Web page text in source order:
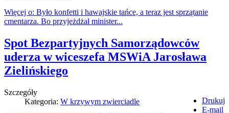
Więcej o: Było konfetti i hawajskie tańce, a teraz jest sprzątanie
cmentarza. Bo przyjeżdżał minister...
Spot Bezpartyjnych Samorządowców
uderza w wiceszefa MSWiA Jarosława
Zielińskiego
Drukuj
E-mail
Szczegóły
Kategoria: W krzywym zwierciadle